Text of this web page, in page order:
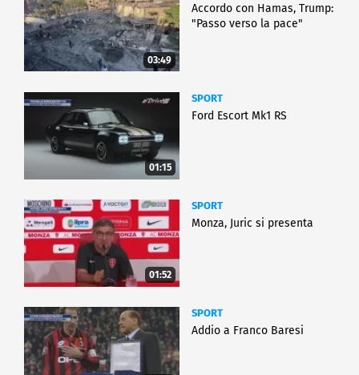
03:49
Accordo con Hamas, Trump:
"Passo verso la pace"
01:15
SPORT
Ford Escort Mk1 RS
01:52
SPORT
Monza, Juric si presenta
SPORT
Addio a Franco Baresi